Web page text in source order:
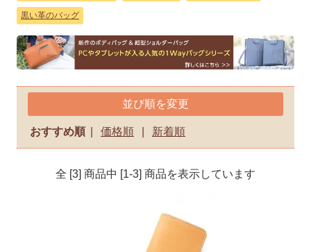
黒い革のバッグ
並び順を変更
おすすめ順 価格順 新着順
全 [3] 商品中 [1-3] 商品を表示しています